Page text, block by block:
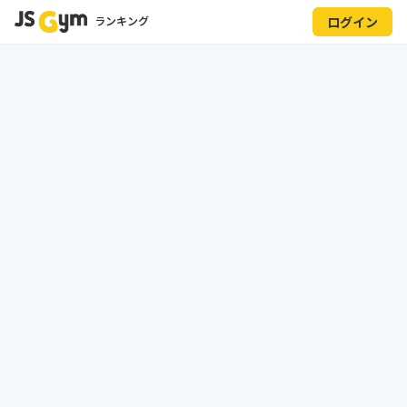
ランキング ログイン